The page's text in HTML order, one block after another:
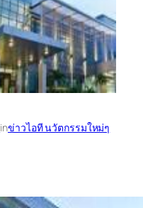
inข่าวไอที นวัตกรรมใหม่ๆ